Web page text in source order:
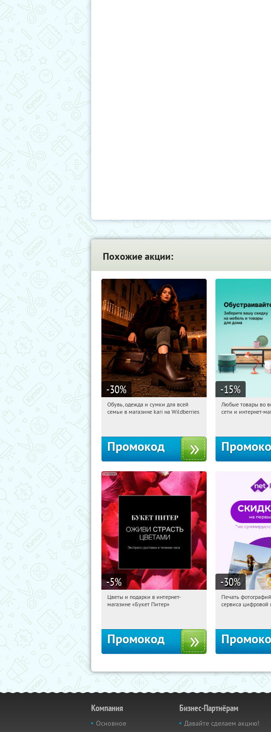
Похожие акции:
-30%
03:59:14 Получили:
Обувь, одежда и сумки для всей
семьи в магазине kari на Wildberries
Промокод
-15%
03:59:14
Любые товары во
сети и интернет-
-5%
03:59:14
Получи первым!
Цветы и подарки в интернет-
магазине «Букет Питер»
Промокод
-30%
03:59:14
Печать
сервиса цифровой
Компания
Основное
Бизнес-Партнёрам
Давайте сделаем акцию!